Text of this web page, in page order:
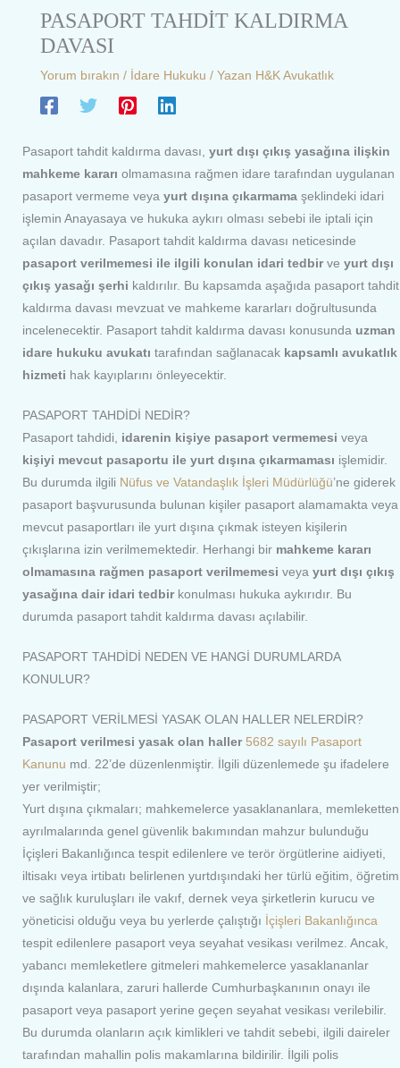
PASAPORT TAHDİT KALDIRMA
DAVASI
Yorum bırakın / İdare Hukuku / Yazan H&K Avukatlık
Pasaport tahdit kaldırma davası, yurt dışı çıkış yasağına ilişkin
mahkeme kararı olmamasına rağmen idare tarafından uygulanan
pasaport vermeme veya yurt dışına çıkarmama şeklindeki idari
işlemin Anayasaya ve hukuka aykırı olması sebebi ile iptali için
açılan davadır. Pasaport tahdit kaldırma davası neticesinde
pasaport verilmemesi ile ilgili konulan idari tedbirve yurt dışı
çıkış yasağı şerhi kaldırılır. Bu kapsamda aşağıda pasaport tahdit
kaldırma davası mevzuat ve mahkeme kararları doğrultusunda
incelenecektir. Pasaport tahdit kaldırma davası konusunda uzman
idare hukuku avukatı tarafından sağlanacak kapsamlı avukatlık
hizmeti hak kayıplarını önleyecektir.
PASAPORT TAHDİDİ NEDİR?
Pasaport tahdidi, idarenin kişiye pasaport vermemesi veya
kişiyi mevcut pasaportu ile yurt dışına çıkarmaması işlemidir.
Bu durumda ilgili Nüfus ve Vatandaşlık İşleri Müdürlüğü’ne giderek
pasaport başvurusunda bulunan kişiler pasaport alamamakta veya
mevcut pasaportları ile yurt dışına çıkmak isteyen kişilerin
çıkışlarına izin verilmemektedir. Herhangi bir mahkeme kararı
olmamasına rağmen pasaport verilmemesi veya yurt dışı çıkış
yasağına dair idari tedbirkonulması hukuka aykırıdır. Bu
durumda pasaport tahdit kaldırma davası açılabilir.
PASAPORT TAHDİDİ NEDEN VE HANGİ DURUMLARDA
KONULUR?
PASAPORT VERİLMESİ YASAK OLAN HALLER NELERDİR?
Pasaport verilmesi yasak olan haller 5682 sayılı Pasaport
Kanunu md. 22’de düzenlenmiştir. İlgili düzenlemede şu ifadelere
yer verilmiştir;
Yurt dışına çıkmaları; mahkemelerce yasaklananlara, memleketten
ayrılmalarında genel güvenlik bakımından mahzur bulunduğu
İçişleri Bakanlığınca tespit edilenlere ve terör örgütlerine aidiyeti,
iltisakı veya irtibatı belirlenen yurtdışındaki her türlü eğitim, öğretim
ve sağlık kuruluşları ile vakıf, dernek veya şirketlerin kurucu ve
yöneticisi olduğu veya bu yerlerde çalıştığı İçişleri Bakanlığınca
tespit edilenlere pasaport veya seyahat vesikası verilmez. Ancak,
yabancı memleketlere gitmeleri mahkemelerce yasaklananlar
dışında kalanlara, zaruri hallerde Cumhurbaşkanının onayı ile
pasaport veya pasaport yerine geçen seyahat vesikası verilebilir.
Bu durumda olanların açık kimlikleri ve tahdit sebebi, ilgili daireler
tarafından mahallin polis makamlarına bildirilir. İlgili polis